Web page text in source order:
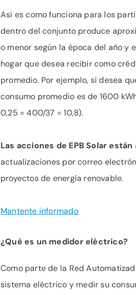
Así es como funciona para los
dentro del conjunto produce
o menor según la época del año y
hogar que desea recibir como
promedio. Por ejemplo, si desea
consumo promedio es de 1600
0,25 = 400/37 = 10,8).
Las acciones de EPB Solar
actualizaciones por correo
proyectos de energía renovable.
Mantente informado
¿Qué es un medidor eléctrico?
Como parte de la Red
sistema eléctrico y medir su